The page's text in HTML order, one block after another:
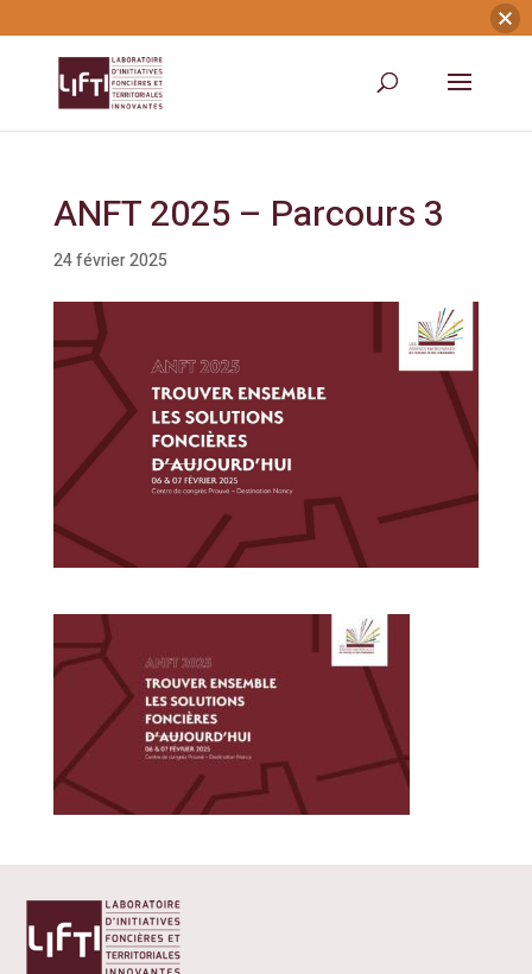
ANFT 2025 – Parcours 3
24 février 2025